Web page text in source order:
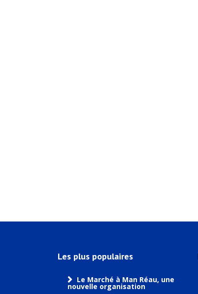
Les plus populaires
Le Marché à Man Réau, une
nouvelle organisation